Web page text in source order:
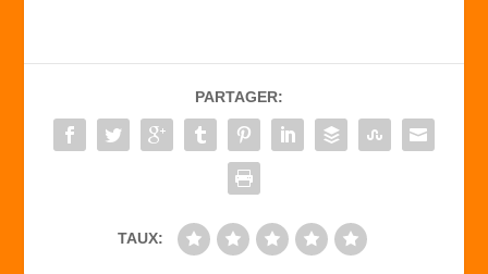
b
o
o
d
o
n
er
PARTAGER:
TAUX: